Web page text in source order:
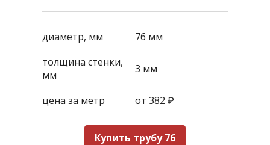
диаметр, мм
76 мм
толщина стенки,
мм
3 мм
цена за метр от 382 ₽
Купить трубу 76